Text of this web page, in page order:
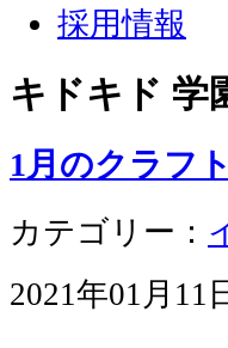
採用情報
キドキド
1月のクラフ
カテゴリー：
2021年01月11